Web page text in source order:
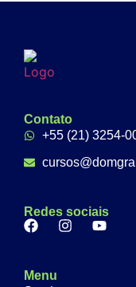
Contato
+55 (21) 3254-
Redes sociais
Menu